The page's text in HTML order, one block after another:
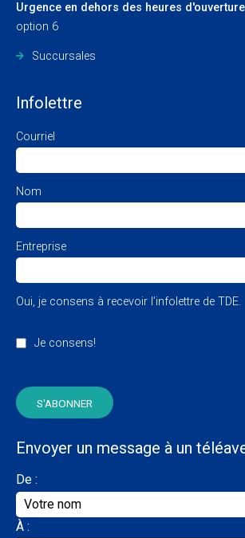
Urgence en dehors des heures
option 6
Succursales
Infolettre
Courriel
Nom
Entreprise
Oui, je consens à recevoir l’infolettre de TDE.
Je consens!
Envoyer un message à un
De :
À :